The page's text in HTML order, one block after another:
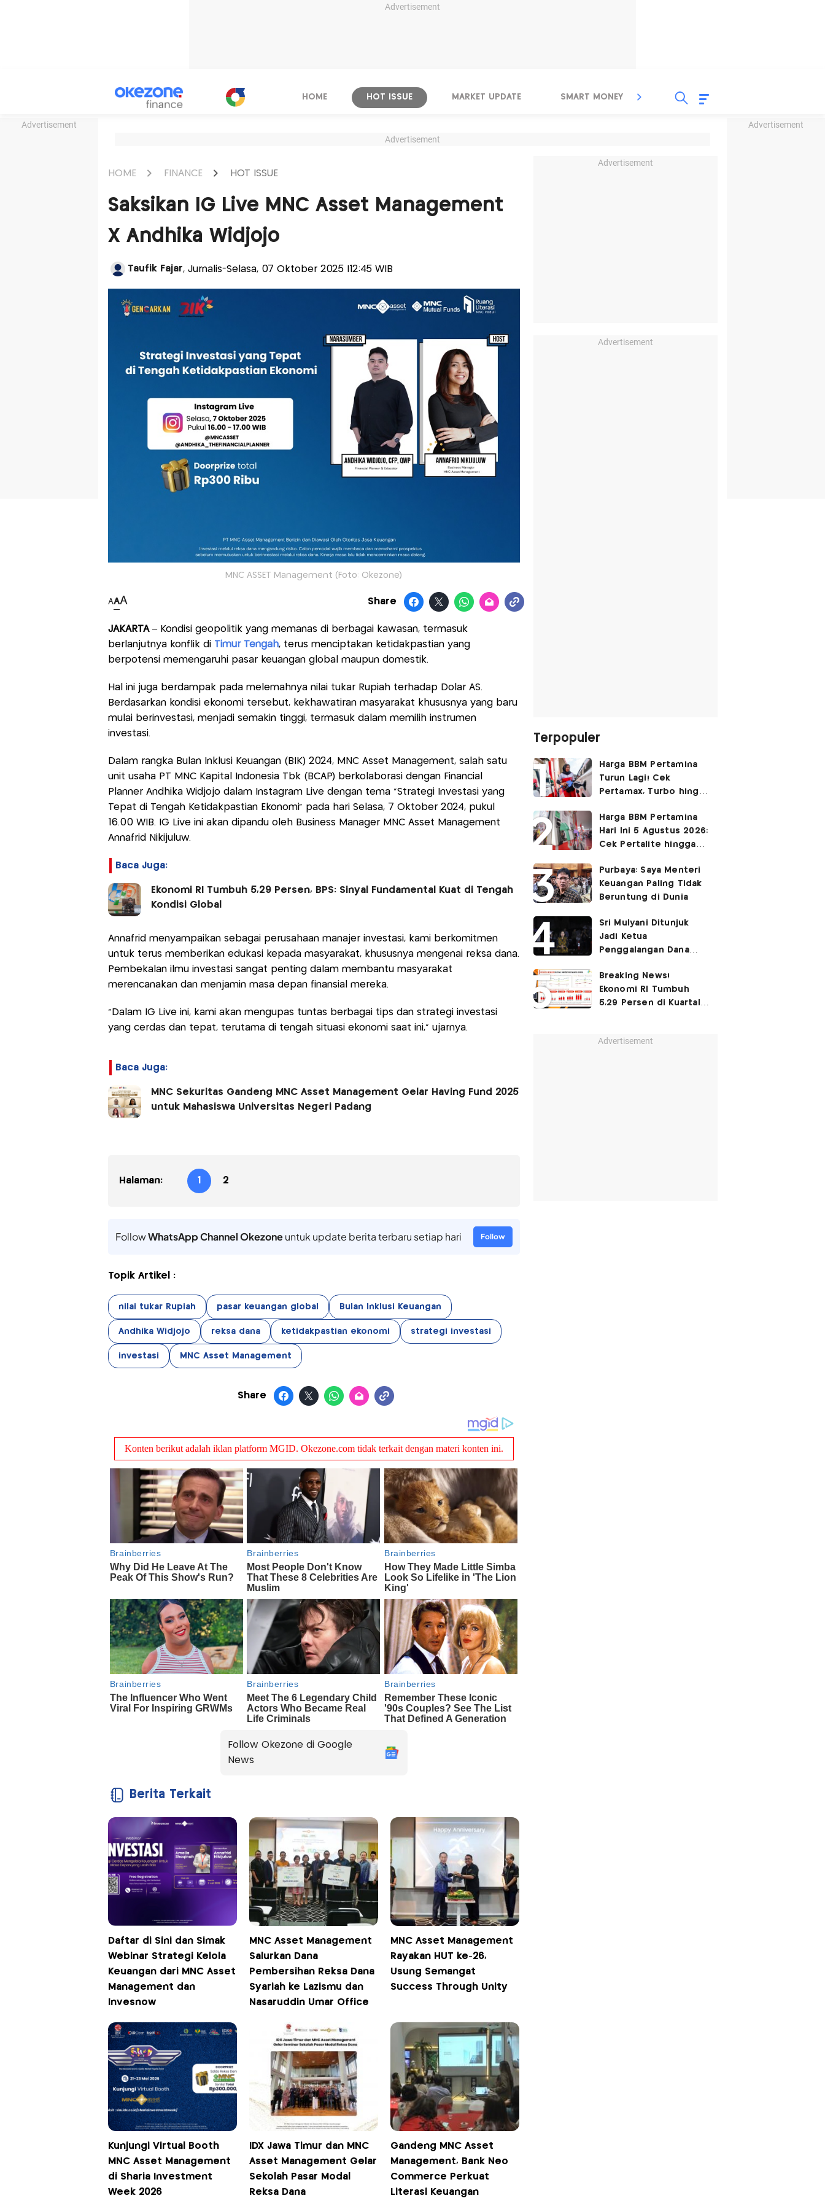
Advertisement
Advertisement Advertisement
HOME HOT ISSUE MARKET UPDATE SMART MONEY INSPIRASI BISNIS
Advertisement
HOME FINANCE HOT ISSUE
Saksikan IG Live MNC Asset Management
X Andhika Widjojo
Taufik Fajar, Jurnalis-Selasa, 07 Oktober 2025 |12:45 WIB
MNC ASSET Management (Foto: Okezone)
AAA Share
JAKARTA– Kondisi geopolitik yang memanas di berbagai kawasan, termasuk
berlanjutnya konflik di Timur Tengah, terus menciptakan ketidakpastian yang
berpotensi memengaruhi pasar keuangan global maupun domestik.
Hal ini juga berdampak pada melemahnya nilai tukar Rupiah terhadap Dolar AS.
Berdasarkan kondisi ekonomi tersebut, kekhawatiran masyarakat khususnya yang baru
mulai berinvestasi, menjadi semakin tinggi, termasuk dalam memilih instrumen
investasi.
Dalam rangka Bulan Inklusi Keuangan (BIK) 2024, MNC Asset Management, salah satu
unit usaha PT MNC Kapital Indonesia Tbk (BCAP) berkolaborasi dengan Financial
Planner Andhika Widjojo dalam Instagram Live dengan tema “Strategi Investasi yang
Tepat di Tengah Ketidakpastian Ekonomi” pada hari Selasa, 7 Oktober 2024, pukul
16.00 WIB. IG Live ini akan dipandu oleh Business Manager MNC Asset Management
Annafrid Nikijuluw.
Baca Juga:
Ekonomi RI Tumbuh 5,29 Persen, BPS: Sinyal Fundamental Kuat di Tengah
Kondisi Global
Annafrid menyampaikan sebagai perusahaan manajer investasi, kami berkomitmen
untuk terus memberikan edukasi kepada masyarakat, khususnya mengenai reksa dana.
Pembekalan ilmu investasi sangat penting dalam membantu masyarakat
merencanakan dan menjamin masa depan finansial mereka.
"Dalam IG Live ini, kami akan mengupas tuntas berbagai tips dan strategi investasi
yang cerdas dan tepat, terutama di tengah situasi ekonomi saat ini," ujarnya.
Baca Juga:
MNC Sekuritas Gandeng MNC Asset Management Gelar Having Fund 2025
untuk Mahasiswa Universitas Negeri Padang
Halaman: 1 2
FollowWhatsApp Channel Okezoneuntuk update berita terbaru setiap hari Follow
Topik Artikel :
nilai tukar Rupiah pasar keuangan global Bulan Inklusi Keuangan
Andhika Widjojo reksa dana ketidakpastian ekonomi strategi investasi
investasi MNC Asset Management
Share
Follow Okezone di Google
News
Berita Terkait
Daftar di Sini dan Simak
Webinar Strategi Kelola
Keuangan dari MNC Asset
Management dan
Invesnow
MNC Asset Management
Salurkan Dana
Pembersihan Reksa Dana
Syariah ke Lazismu dan
Nasaruddin Umar Office
MNC Asset Management
Rayakan HUT ke-26,
Usung Semangat
Success Through Unity
Kunjungi Virtual Booth
MNC Asset Management
di Sharia Investment
Week 2026
IDX Jawa Timur dan MNC
Asset Management Gelar
Sekolah Pasar Modal
Reksa Dana
Gandeng MNC Asset
Management, Bank Neo
Commerce Perkuat
Literasi Keuangan
Advertisement
Advertisement
Terpopuler
Harga BBM Pertamina
Turun Lagi! Cek
Pertamax, Turbo hingga
Agustus 2026
Harga BBM Pertamina
Hari Ini 5 Agustus 2026:
Cek Pertalite hingga
Turun
Purbaya: Saya Menteri
Keuangan Paling Tidak
Beruntung di Dunia
Sri Mulyani Ditunjuk
Jadi Ketua
Penggalangan Dana
Breaking News!
Ekonomi RI Tumbuh
5,29 Persen di Kuartal
Advertisement